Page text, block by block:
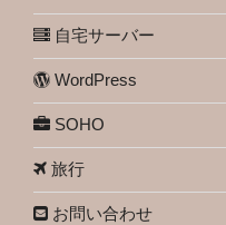
自宅サーバー
WordPress
SOHO
旅行
お問い合わせ